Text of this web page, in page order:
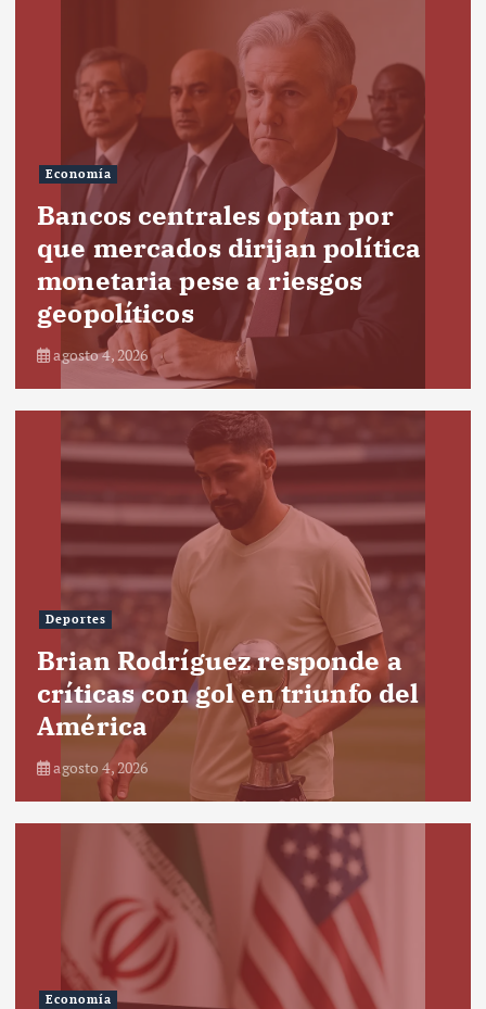
Economía
Bancos centrales optan por
que mercados dirijan política
monetaria pese a riesgos
geopolíticos
agosto 4, 2026
Deportes
Brian Rodríguez responde a
críticas con gol en triunfo del
América
agosto 4, 2026
Economía